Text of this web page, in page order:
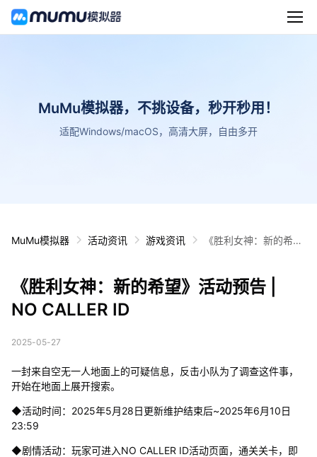
MuMu模拟器，不挑设备，秒开秒用！
适配Windows/macOS，高清大屏，自由多开
MuMu模拟器 活动资讯 游戏资讯
《胜利女神：新的希
《胜利女神：新的希望》活动预告 |
NO CALLER ID
2025-05-27
一封来自空无一人地面上的可疑信息，反击小队为了调查这件事，
开始在地面上展开搜索。
◆活动时间：2025年5月28日更新维护结束后~2025年6月10日
23:59
◆剧情活动：玩家可进入NO CALLER ID活动页面，通关关卡，即